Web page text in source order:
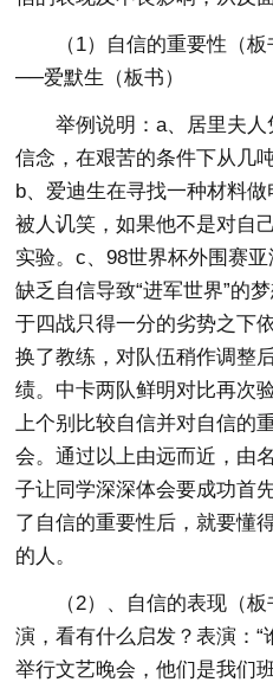
（1）自信的重要性（
──爱默生（板书）
举例说明：a、居里夫
信念，在艰苦的条件下从几
b、爱迪生在寻找一种材料做
被人讥笑，如果他不是对自
实验。c、98世界杯外围赛
缺乏自信导致“进军世界”的
于四战只得一分的劣势之下
换了教练，对队伍稍作调整
绩。中卡两队鲜明对比再次
上个别比较自信并对自信的
会。通过以上由远而近，由
子让同学深深体会要成功首
了自信的重要性后，就要懂
的人。
（2）、自信的表现（
演，看有什么启发？表演：“
举行文艺晚会，他们是我们